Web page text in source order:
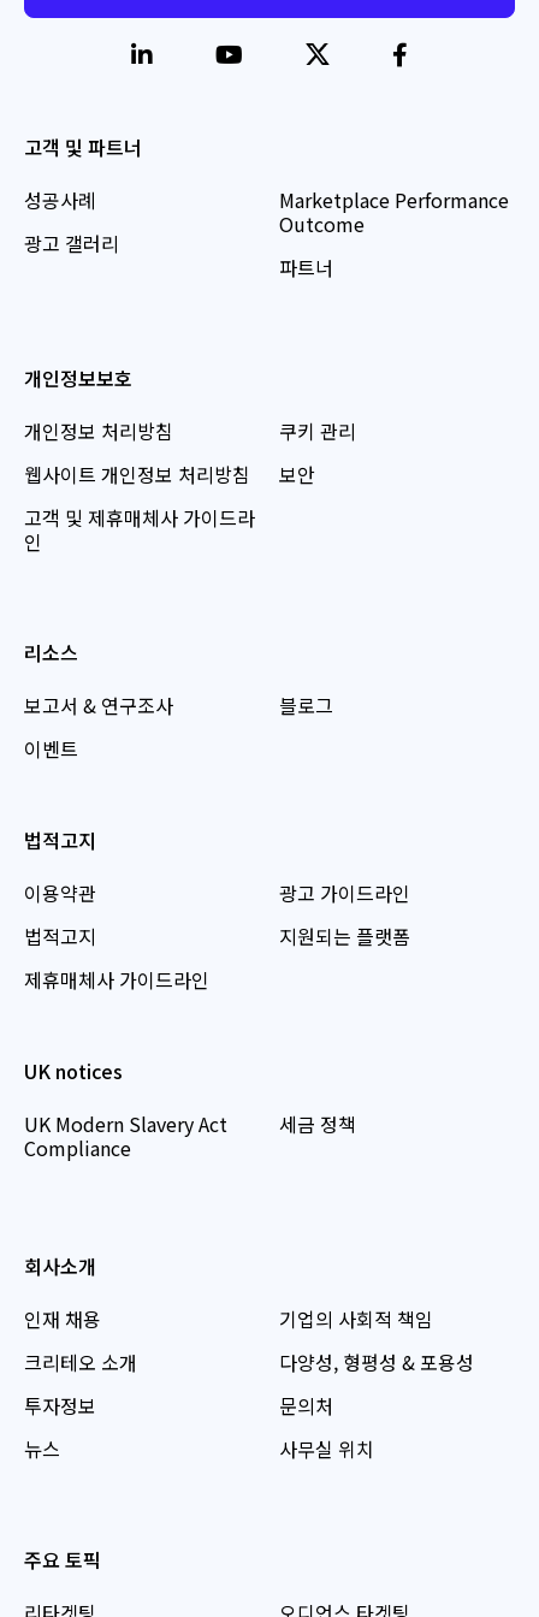
고객 및 파트너
성공사례
광고 갤러리
Marketplace Performance
Outcome
파트너
개인정보보호
개인정보 처리방침
웹사이트 개인정보 처리방침
고객 및 제휴매체사 가이드라
인
쿠키 관리
보안
리소스
보고서 & 연구조사
이벤트
블로그
법적고지
이용약관
법적고지
제휴매체사 가이드라인
광고 가이드라인
지원되는 플랫폼
UK notices
UK Modern Slavery Act
Compliance
세금 정책
회사소개
인재 채용
크리테오 소개
투자정보
뉴스
기업의 사회적 책임
다양성, 형평성 & 포용성
문의처
사무실 위치
주요 토픽